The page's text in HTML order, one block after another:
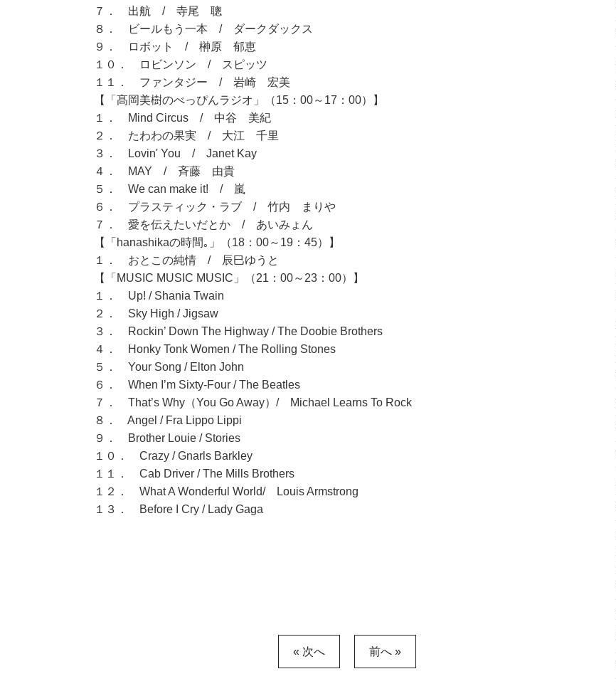
７． 出航 / 寺尾 聰
８． ビールもう一本 / ダークダックス
９． ロボット / 榊原 郁恵
１０． ロビンソン / スピッツ
１１． ファンタジー / 岩崎 宏美
【「髙岡美樹のべっぴんラジオ」（15：00～17：00）】
１． Mind Circus / 中谷 美紀
２． たわわの果実 / 大江 千里
３． Lovin' You / Janet Kay
４． MAY / 斉藤 由貴
５． We can make it! / 嵐
６． プラスティック・ラブ / 竹内 まりや
７． 愛を伝えたいだとか / あいみょん
【「hanashikaの時間｡」（18：00～19：45）】
１． おとこの純情 / 辰巳ゆうと
【「MUSIC MUSIC MUSIC」（21：00～23：00）】
１． Up! / Shania Twain
２． Sky High / Jigsaw
３． Rockin’ Down The Highway / The Doobie Brothers
４． Honky Tonk Women / The Rolling Stones
５． Your Song / Elton John
６． When I’m Sixty-Four / The Beatles
７． That’s Why（You Go Away）/ Michael Learns To Rock
８． Angel / Fra Lippo Lippi
９． Brother Louie / Stories
１０． Crazy / Gnarls Barkley
１１． Cab Driver / The Mills Brothers
１２． What A Wonderful World/ Louis Armstrong
１３． Before I Cry / Lady Gaga
« 次へ 前へ »